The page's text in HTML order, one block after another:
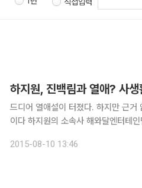
직접입력
하지원, 진백림과 열애? 사
드디어 열애설이 터졌다. 하지만 근거
이다 하지원의 소속사 해와달엔터테인먼트는 10일 하지원과 진백림의 열애설은 오해에서 비롯된 것
진백림의 SNS 사진을 토대로 두 사
2015-08-10 13:46